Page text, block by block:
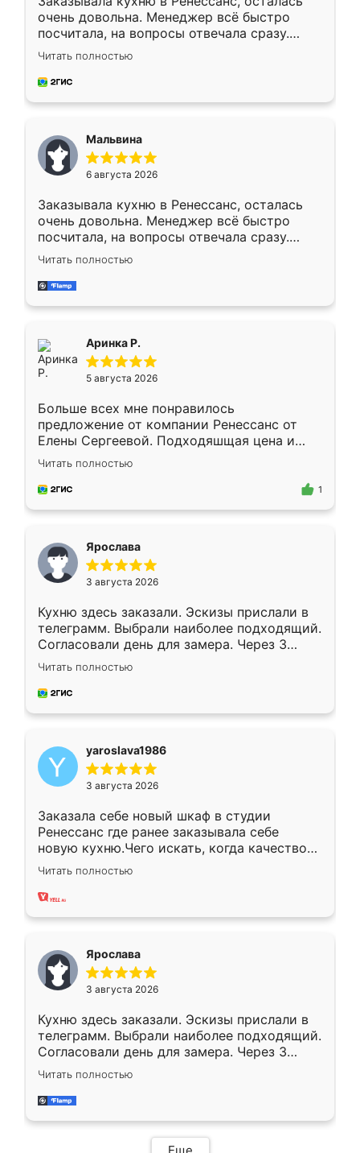
очень довольна. Менеджер всё быстро
посчитала, на вопросы отвечала сразу.
Замерщик приехал в субботу, подошёл к
делу со всей ответственностью. Собрали
за день, ребята работали аккуратно, даже
Читать полностью
Мальвина
6 августа 2026
Заказывала кухню в Ренессанс, осталась
очень довольна. Менеджер всё быстро
посчитала, на вопросы отвечала сразу.
Замерщик приехал в субботу, подошёл к
делу со всей ответственностью. Собрали
за день, ребята работали аккуратно, даже
Читать полностью
Аринка Р.
5 августа 2026
Больше всех мне понравилось
предложение от компании Ренессанс от
Елены Сергеевой. Подходяшщая цена и
короткие сроки изготовления. Приехавший
для замера сотрудник Владислав
предложил по моему эскизу самый
Читать полностью
1
Ярослава
3 августа 2026
Кухню здесь заказали. Эскизы прислали в
телеграмм. Выбрали наиболее подходящий.
Согласовали день для замера. Через 3
недели кухня была уже готова. Остались
довольны работой. Спасибо Ренессанс
мебель за качественную работу!
Читать полностью
yaroslava1986
3 августа 2026
Заказала себе новый шкаф в студии
Ренессанс где ранее заказывала себе
новую кухню.Чего искать, когда качеством
вполне довольна. Служит кухня уже почти
два года, нареканий нет.
Читать полностью
Ярослава
3 августа 2026
Кухню здесь заказали. Эскизы прислали в
телеграмм. Выбрали наиболее подходящий.
Согласовали день для замера. Через 3
недели кухня была уже готова. Остались
довольны работой. Спасибо Ренессанс
мебель за качественную работу!
Читать полностью